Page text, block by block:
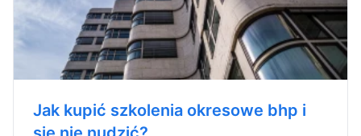
Jak kupić szkolenia okresowe bhp i